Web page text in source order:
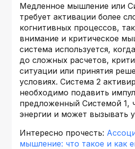
Медленное мышление или
требует активации более
когнитивных процессов,
внимание и критическое
система используется,
до сложных расчетов,
ситуации или принятия
условиях. Система 2
необходимо подавить
предложенный Системой 1,
энергии и может вызывать
Интересно прочесть:
мышление: что такое и как